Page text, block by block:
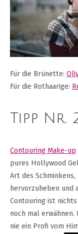
Für die Brünette: Oliv
Für die Rothaarige:
Tipp Nr.
Contouring Make-up
pures Hollywood
Art des
hervorzuheben und
Contouring ist
noch mal erwähnen.
nie ein Profi vom